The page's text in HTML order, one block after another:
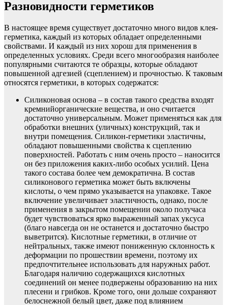
Разновидности герметиков
В настоящее время существует достаточно много видов клея-
герметика, каждый из которых обладает определенными
свойствами. И каждый из них хорош для применения в
определенных условиях. Среди всего многообразия наиболее
популярными считаются те образцы, которые обладают
повышенной адгезией (сцеплением) и прочностью. К таковым
относятся герметики, в которых содержатся:
Силиконовая основа – в состав такого средства входят
кремнийорганические вещества, и оно считается
достаточно универсальным. Может применяться как для
обработки внешних (уличных) конструкций, так и
внутри помещения. Силикон-герметики эластичны,
обладают повышенными свойства к сцеплению
поверхностей. Работать с ним очень просто – наносится
он без приложения каких-либо особых усилий. Цена
такого состава более чем демократична. В состав
силиконового герметика может быть включены
кислоты, о чем прямо указывается на упаковке. Такое
включение увеличивает эластичность, однако, после
применения в закрытом помещении около получаса
будет чувствоваться ярко выраженный запах уксуса
(благо навсегда он не останется и достаточно быстро
выветрится). Кислотные герметики, в отличие от
нейтральных, также имеют пониженную склонность к
деформации по прошествии времени, поэтому их
предпочтительнее использовать для наружных работ.
Благодаря наличию содержащихся кислотных
соединений он менее подвержены образованию на них
плесени и грибков. Кроме того, они дольше сохраняют
белоснежной белый цвет, даже под влиянием